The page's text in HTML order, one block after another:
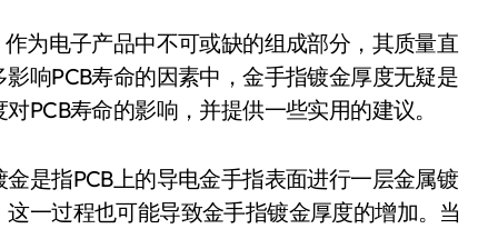
为电子产品中不可或缺的组成部分，其质量直
响PCB寿命的因素中，金手指镀金厚度无疑是
PCB寿命的影响，并提供一些实用的建议。
是指PCB上的导电金手指表面进行一层金属镀
一过程也可能导致金手指镀金厚度的增加。当